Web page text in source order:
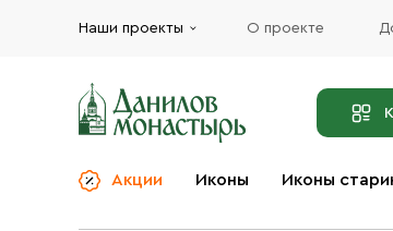
Наши проекты О проекте
Акции Иконы Иконы